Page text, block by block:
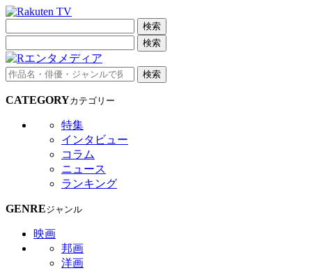
検索
検索
検索
CATEGORYカテゴリー
特集
インタビュー
コラム
ニュース
ランキング
GENREジャンル
映画
邦画
洋画